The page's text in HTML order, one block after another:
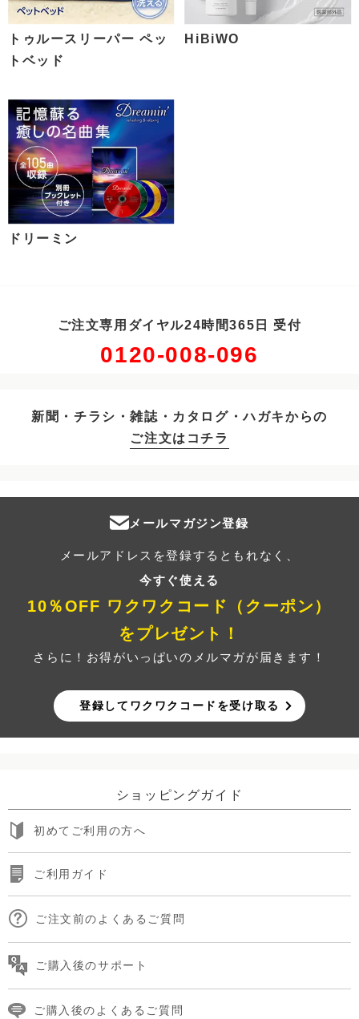
トゥルースリーパー ペッ
トベッド
HiBiWO
ドリーミン
ご注文専用ダイヤル24時間365日 受付
0120-008-096
新聞・チラシ・雑誌・カタログ・ハガキからの
ご注文はコチラ
メールマガジン登録
メールアドレスを登録するともれなく、
今すぐ使える
10％OFF ワクワクコード（クーポン）
をプレゼント！
さらに！お得がいっぱいのメルマガが届きます！
登録してワクワクコードを受け取る
ショッピングガイド
初めてご利用の方へ
ご利用ガイド
ご注文前のよくあるご質問
ご購入後のサポート
ご購入後のよくあるご質問